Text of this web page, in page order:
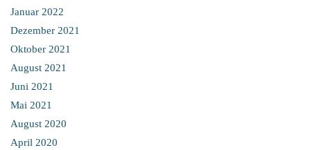
Januar 2022
Dezember 2021
Oktober 2021
August 2021
Juni 2021
Mai 2021
August 2020
April 2020